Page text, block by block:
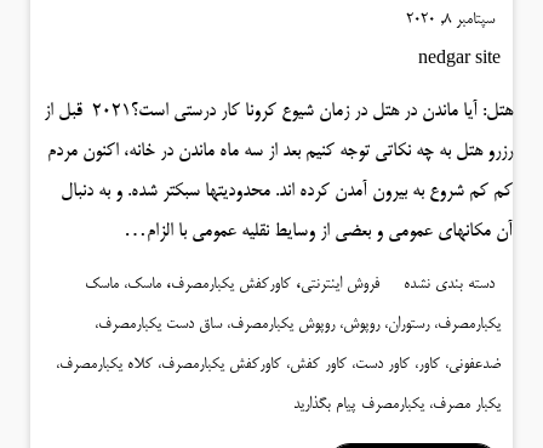
سپتامبر 8, 2020
nedgar site
هتل: آیا ماندن در هتل در زمان شیوع کرونا کار درستی است؟۲۰۲۱ قبل از
رزرو هتل به چه نکاتی توجه کنیم بعد از سه ماه ماندن در خانه، اکنون مردم
کم کم شروع به بیرون آمدن کرده اند. محدودیتها سبکتر شده. و به دنبال
آن مکانهای عمومی و بعضی از وسایط نقلیه عمومی با الزام…
دسته بندی نشده فروش اینترنتی، کاورکفش یکبارمصرف، ماسک، ماسک
یکبارمصرف، رستوران، روپوش، روپوش یکبارمصرف، ساق دست یکبارمصرف،
ضدعفونی، کاور، کاور دست، کاور کفش، کاورکفش یکبارمصرف، کلاه یکبارمصرف،
یکبار مصرف، یکبارمصرف پیام بگذارید